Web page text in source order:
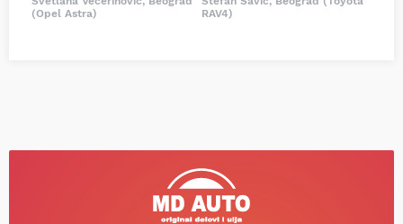
(Opel Astra)
RAV4)